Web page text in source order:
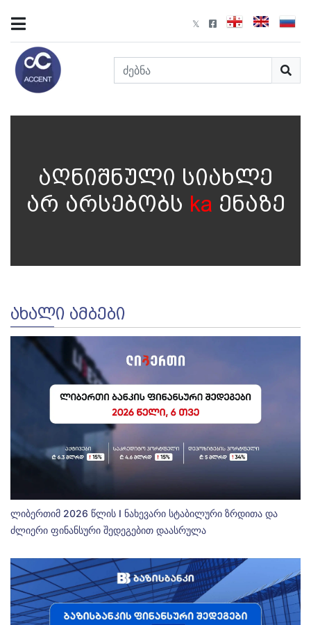
აღნიშნული სიახლე
არ არსებობს ka ენაზე
ᲐᲮᲐᲚᲘ ᲐᲛᲑᲔᲑᲘ
ლიბერთიმ 2026 წლის I ნახევარი სტაბილური ზრდითა და
ძლიერი ფინანსური შედეგებით დაასრულა